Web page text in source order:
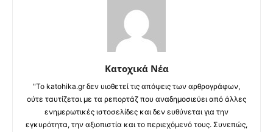
Κατοχικά Νέα
"Το katohika.gr δεν υιοθετεί τις απόψεις των αρθρογράφων,
ούτε ταυτίζεται με τα ρεπορτάζ που αναδημοσιεύει από άλλες
ενημερωτικές ιστοσελίδες και δεν ευθύνεται για την
εγκυρότητα, την αξιοπιστία και το περιεχόμενό τους. Συνεπώς,